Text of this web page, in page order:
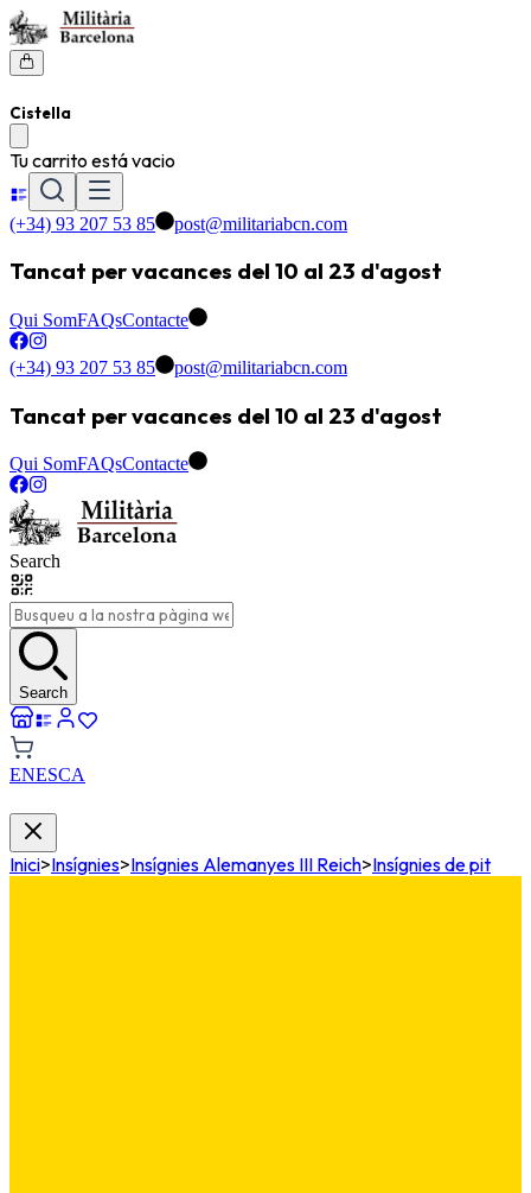
Cistella
Tu carrito está vacio
(+34) 93 207 53 85 post@militariabcn.com
Tancat per vacances del 10 al 23 d'agost
Qui SomFAQsContacte
(+34) 93 207 53 85 post@militariabcn.com
Tancat per vacances del 10 al 23 d'agost
Qui SomFAQsContacte
Search
Search
ENESCA
Inici>Insígnies>Insígnies Alemanyes III Reich>Insígnies de pit